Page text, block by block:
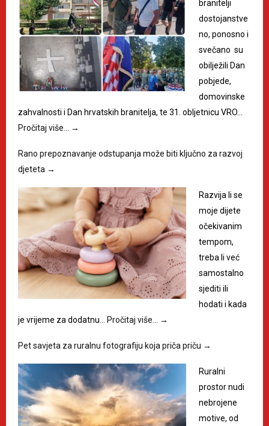
branitelji
dostojanstve
no, ponosno i
svečano su
obilježili Dan
pobjede,
domovinske
zahvalnosti i Dan hrvatskih branitelja, te 31. obljetnicu VRO…
Pročitaj više…
→
Rano prepoznavanje odstupanja može biti ključno za razvoj
djeteta →
Razvija li se
moje dijete
očekivanim
tempom,
treba li već
samostalno
sjediti ili
hodati i kada
je vrijeme za dodatnu…
Pročitaj više… →
Pet savjeta za ruralnu fotografiju koja priča priču →
Ruralni
prostor nudi
nebrojene
motive, od